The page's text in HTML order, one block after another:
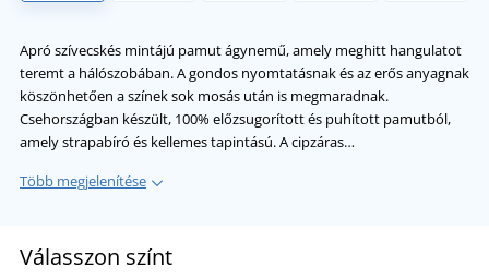
Apró szívecskés mintájú pamut ágynemű, amely meghitt hangulatot
teremt a hálószobában. A gondos nyomtatásnak és az erős anyagnak
köszönhetően a színek sok mosás után is megmaradnak.
Csehországban készült, 100% előzsugorított és puhított pamutból,
amely strapabíró és kellemes tapintású. A cipzáras…
Több megjelenítése
Válasszon színt